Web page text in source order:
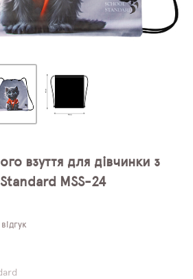
взуття для дівчинки з
MSS-24